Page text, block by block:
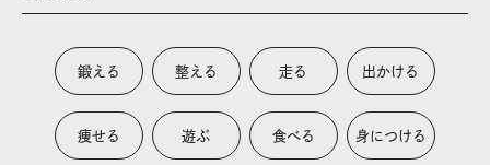
鍛える 整える 走る 出かける
痩せる 遊ぶ 食べる 身につける